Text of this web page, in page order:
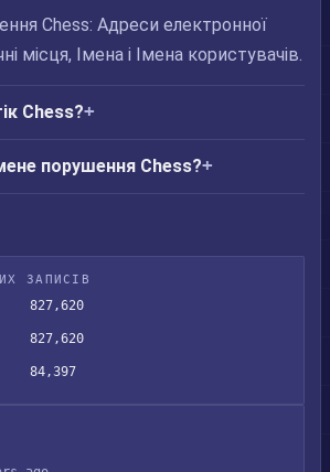
Chess: Адреси електронної
місця, Імена і Імена користувачів.
Chess?
порушення Chess?
ЗАПИСІВ
827,620
827,620
84,397